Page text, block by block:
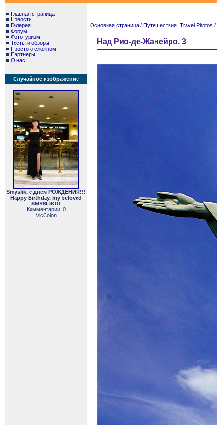
■ Главная страница
■ Новости
■ Галерея
■ Форум
■ Фототуризм
■ Тесты и обзоры
■ Просто о сложном
■ Партнеры
■ О нас
Случайное изображение
Smyslik, с днём РОЖДЕНИЯ!!!
Happy Birthday, my beloved
SMYSLIK!!!
Комментарии: 0
VicColon
Основная страница / Путешествия. Travel Photos /
Над Рио-де-Жанейро. 3